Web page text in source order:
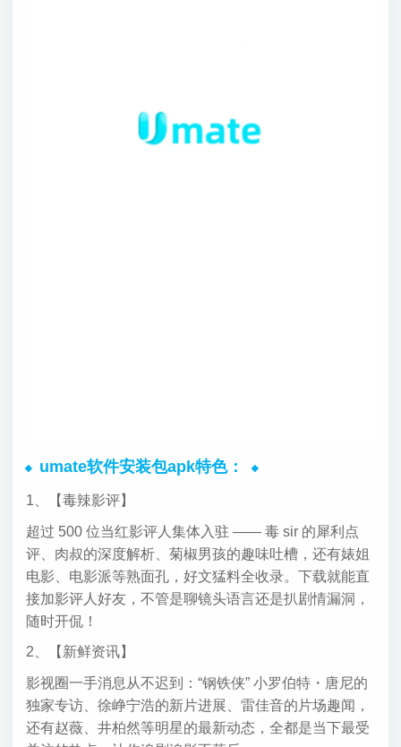
umate软件安装包apk特色：
1、【毒辣影评】
超过 500 位当红影评人集体入驻 —— 毒 sir 的犀利点
评、肉叔的深度解析、菊椒男孩的趣味吐槽，还有婊姐
电影、电影派等熟面孔，好文猛料全收录。下载就能直
接加影评人好友，不管是聊镜头语言还是扒剧情漏洞，
随时开侃！
2、【新鲜资讯】
影视圈一手消息从不迟到：“钢铁侠” 小罗伯特・唐尼的
独家专访、徐峥宁浩的新片进展、雷佳音的片场趣闻，
还有赵薇、井柏然等明星的最新动态，全都是当下最受